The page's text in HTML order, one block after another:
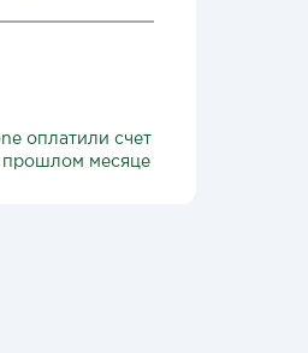
оплатили счет
прошлом месяце